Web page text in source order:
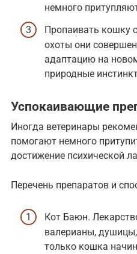
немного
Пропаивать кошку
охоты они
адаптацию на
природные
Успокаивающие
Иногда ветеринары
помогают немного
достижение психической
Перечень препаратов и
Кот Баюн.
валерианы,
только кошка